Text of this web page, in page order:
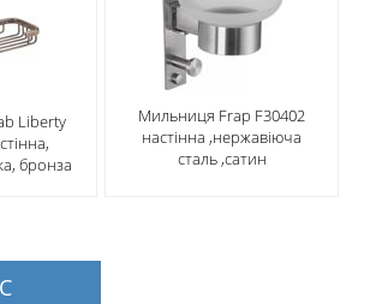
Liberty
бронза
​Мильниця Frap F30402
настінна ,нержавіюча
сталь ,сатин